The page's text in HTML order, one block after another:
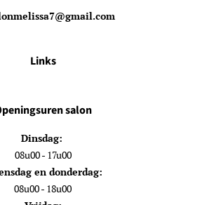
Links
salon
Dinsdag:
08u00 - 17u00
en donderdag:
08u00 - 18u00